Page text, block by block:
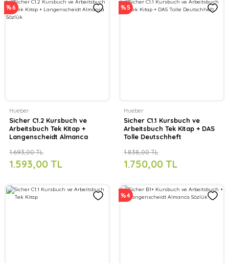
%6
Hueber
Sicher C1.2 Kursbuch ve
Arbeitsbuch Tek Kitap +
Langenscheidt Almanca
1.593,00 TL
1.693,00 TL
%5
Hueber
Sicher C1.1 Kursbuch ve
Arbeitsbuch Tek Kitap + DAS
Tolle Deutschheft
1.750,00 TL
1.838,00 TL
%4